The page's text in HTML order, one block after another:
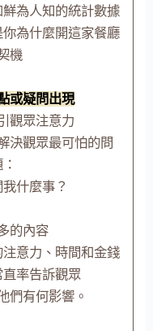
為人知的統計數據
為什麼開這家餐廳
機
或疑問出現
觀眾注意力
決觀眾最可怕的問
什麼事？
的內容
意力、時間和金錢
率告訴觀眾
們有何影響。